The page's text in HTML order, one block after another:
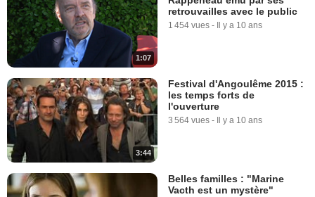
1:07
retrouvailles avec le public
1 454 vues - Il y a 10 ans
3:44
Festival d'Angoulême 2015 :
les temps forts de
l'ouverture
3 564 vues - Il y a 10 ans
Belles familles : "Marine
Vacth est un mystère"